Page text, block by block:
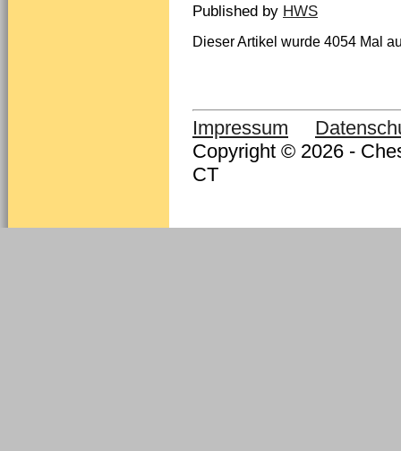
Published by HWS
Dieser Artikel wurde 4054 Mal
Impressum
Copyright © 2026 -
CT